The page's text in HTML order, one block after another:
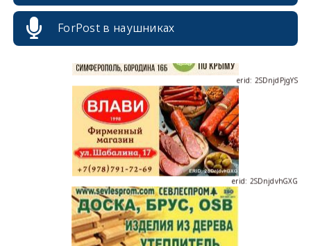
ForPost в наушниках
erid: 2SDnjdvhGXG